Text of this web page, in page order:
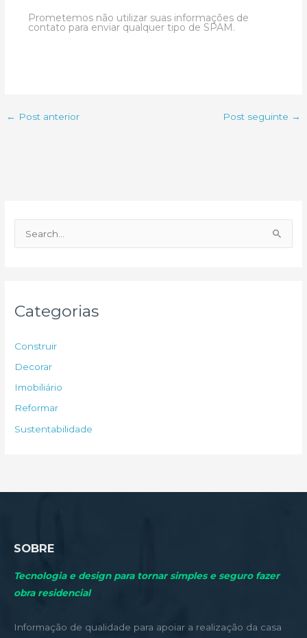
Prometemos não utilizar suas informações de
contato para enviar qualquer tipo de SPAM.
← Post anterior Post seguinte →
e
p
o
r
Categorias
Construir
Decorar
Imobiliário
Reformar
Sustentabilidade
SOBRE
Tecnologia e design para tornar simples e seguro fazer
obra residencial
Informação de qualidade para apoiar a realização da casa